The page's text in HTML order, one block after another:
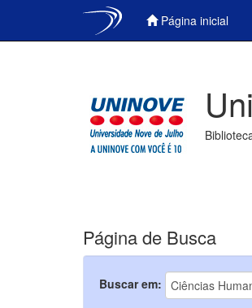
Página inicial
Página de Busca
Buscar em: